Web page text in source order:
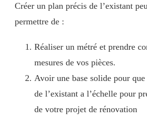
Créer un plan précis de l’existant
permettre de :
Réaliser un métré et prendre
mesures de vos pièces.
Avoir une base solide pour
de l’existant a l’échelle pour
de votre projet de rénovation